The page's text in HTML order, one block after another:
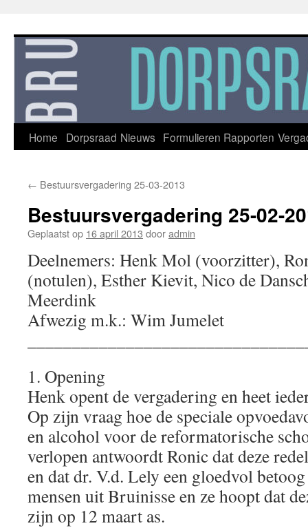
inhoud
Home Dorpsraad Nieuws Formulieren Rapporten
← Bestuursvergadering 25-03-2013
Bestuursvergadering 25-02-
Geplaatst op 16 april 2013 dooradmin
Deelnemers: Henk Mol (voorzitter),
(notulen), Esther Kievit, Nico de
Meerdink
Afwezig m.k.: Wim Jumelet
1. Opening
Henk opent de vergadering en heet
Op zijn vraag hoe de speciale
en alcohol voor de reformatorische
verlopen antwoordt Ronic dat deze
en dat dr. V.d. Lely een gloedvol
mensen uit Bruinisse en ze hoopt dat
zijn op 12 maart as.